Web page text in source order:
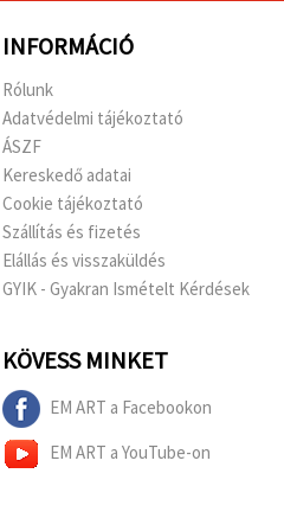
INFORMÁCIÓ
Rólunk
Adatvédelmi tájékoztató
ÁSZF
Kereskedő adatai
Cookie tájékoztató
Szállítás és fizetés
Elállás és visszaküldés
GYIK - Gyakran Ismételt Kérdések
KÖVESS MINKET
EM ART a Facebookon
EM ART a YouTube-on